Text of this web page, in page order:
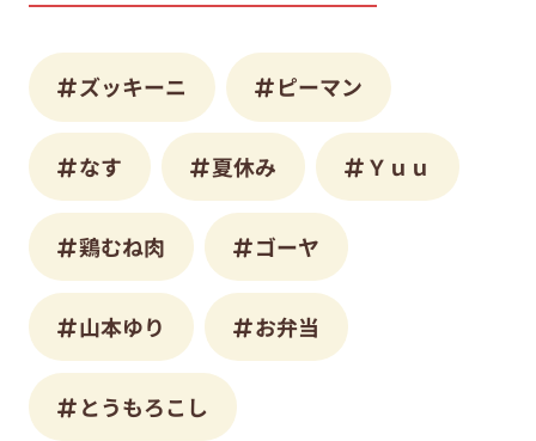
ズッキーニ ピーマン
なす 夏休み Ｙｕｕ
鶏むね肉 ゴーヤ
山本ゆり お弁当
とうもろこし